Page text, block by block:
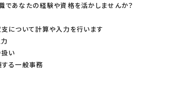
であなたの経験や資格を活かしませんか？
支について計算や入力を行います
扱い
する一般事務